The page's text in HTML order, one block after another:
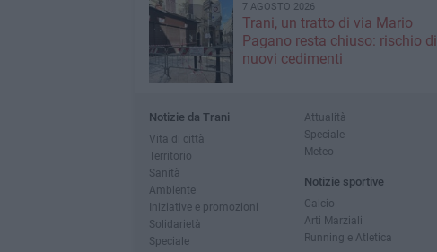
7 AGOSTO 2026
Trani, un tratto di via Mario
Pagano resta chiuso: rischio di
nuovi cedimenti
Notizie da Trani
Vita di città
Territorio
Sanità
Ambiente
Iniziative e promozioni
Solidarietà
Speciale
Attualità
Speciale
Meteo
Notizie sportive
Calcio
Arti Marziali
Running e Atletica